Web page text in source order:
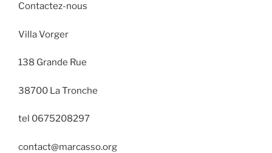
Contactez-nous
Villa Vorger
138 Grande Rue
38700 La Tronche
tel 0675208297
contact@marcasso.org